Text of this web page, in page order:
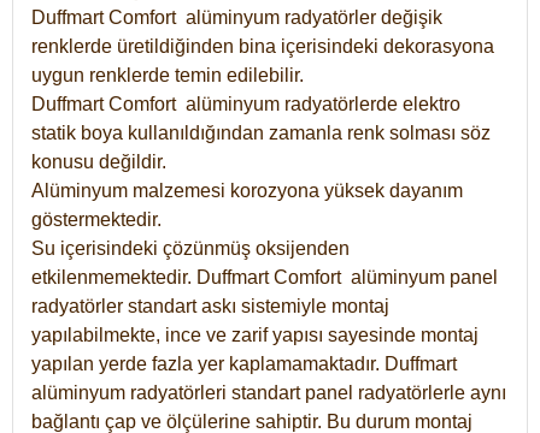
Duffmart Comfort alüminyum radyatörler değişik
renklerde üretildiğinden bina içerisindeki dekorasyona
uygun renklerde temin edilebilir.
DuffmartComfort alüminyum radyatörlerde elektro
statik boya kullanıldığından zamanla renk solması söz
konusu değildir.
Alüminyum malzemesi korozyona yüksek dayanım
göstermektedir.
Su içerisindeki çözünmüş oksijenden
etkilenmemektedir. DuffmartComfort alüminyum panel
radyatörler standart askı sistemiyle montaj
yapılabilmekte, ince ve zarif yapısı sayesinde montaj
yapılan yerde fazla yer kaplamamaktadır. Duffmart
alüminyum radyatörleri standart panel radyatörlerle aynı
bağlantı çap ve ölçülerine sahiptir. Bu durum montaj